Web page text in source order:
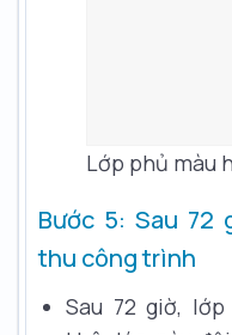
Lớp phủ màu
Bước 5: Sau 72
thu công trình
Sau 72 giờ,